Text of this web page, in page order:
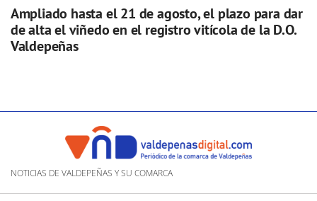
Ampliado hasta el 21 de agosto, el plazo para dar
de alta el viñedo en el registro vitícola de la D.O.
Valdepeñas
NOTICIAS DE VALDEPEÑAS Y SU COMARCA